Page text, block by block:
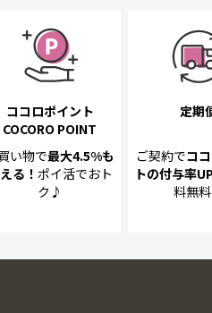
ココロポイント
COCORO POINT
い物で最大4.5%も
る！ ポイ活でおト
ク♪
定期
ご契約でコ
トの付与率
料無料